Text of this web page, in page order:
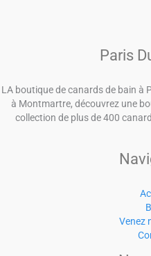
Paris
LA boutique de canards de bain à
à Montmartre, découvrez une
collection de plus de 400
Venez